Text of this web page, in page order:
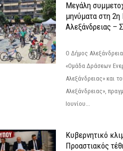
Μεγάλη
μηνύματα στη
Αλεξάνδρειας –
Ο Δήμος
«Ομάδα Δράσεων
Αλεξάνδρειας» και
Αλεξάνδρειας»,
Ιουνίου...
Κυβερνητικό
Προαστιακός